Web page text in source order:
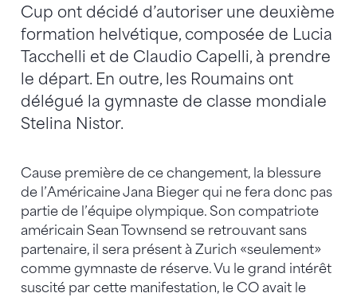
Cup ont décidé d’autoriser une deuxième
formation helvétique, composée de Lucia
Tacchelli et de Claudio Capelli, à prendre
le départ. En outre, les Roumains ont
délégué la gymnaste de classe mondiale
Stelina Nistor.
Cause première de ce changement, la blessure
de l’Américaine Jana Bieger qui ne fera donc pas
partie de l’équipe olympique. Son compatriote
américain Sean Townsend se retrouvant sans
partenaire, il sera présent à Zurich «seulement»
comme gymnaste de réserve. Vu le grand intérêt
suscité par cette manifestation, le CO avait le